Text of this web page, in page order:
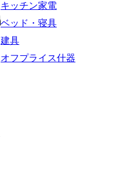
キッチン家電
ベッド・寝具
建具
オフプライス什器